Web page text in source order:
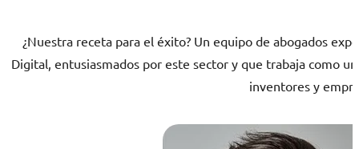
¿Nuestra receta para el éxito? Un equipo de abogados
Digital, entusiasmados por este sector y que trabaja como
inventores y